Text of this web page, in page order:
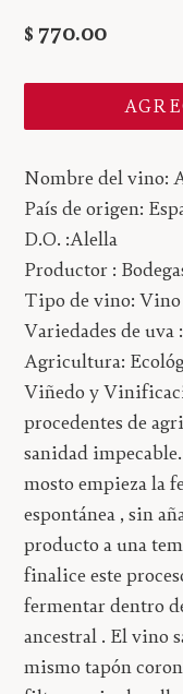
Precio
$ 770.00
Nombre del vino:
País de origen:
D.O. :Alella
Productor :
Tipo de vino: Vino
Variedades de uva
Agricultura:
Viñedo y
procedentes de
sanidad
mosto empieza la
espontánea , sin
producto a una
finalice este
fermentar dentro
ancestral . El vino
mismo tapón